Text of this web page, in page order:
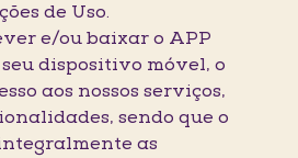
de Uso.
e/ou baixar o APP
seu dispositivo móvel, o
aos nossos serviços,
sendo que o
as